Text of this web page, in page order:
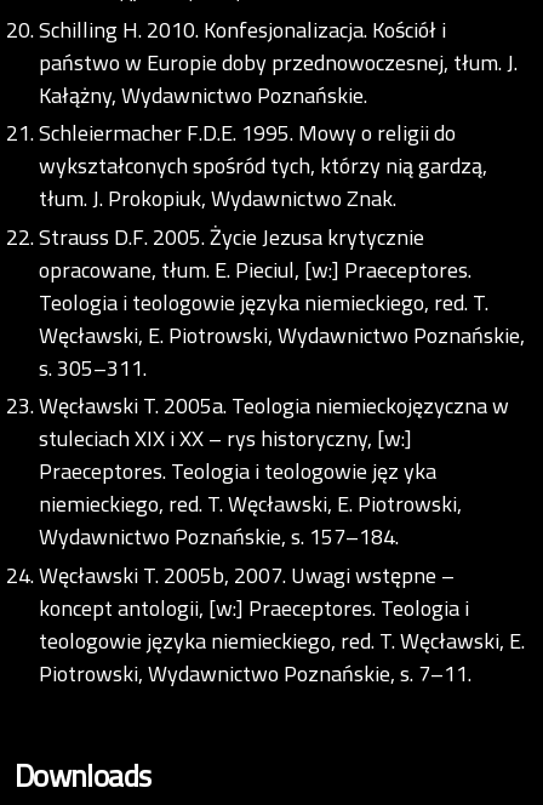
Schilling H. 2010. Konfesjonalizacja. Kościół i
państwo w Europie doby przednowoczesnej, tłum. J.
Kałążny, Wydawnictwo Poznańskie.
Schleiermacher F.D.E. 1995. Mowy o religii do
wykształconych spośród tych, którzy nią gardzą,
tłum. J. Prokopiuk, Wydawnictwo Znak.
Strauss D.F. 2005. Życie Jezusa krytycznie
opracowane, tłum. E. Pieciul, [w:] Praeceptores.
Teologia i teologowie języka niemieckiego, red. T.
Węcławski, E. Piotrowski, Wydawnictwo Poznańskie,
s. 305–311.
Węcławski T. 2005a. Teologia niemieckojęzyczna w
stuleciach XIX i XX – rys historyczny, [w:]
Praeceptores. Teologia i teologowie jęz yka
niemieckiego, red. T. Węcławski, E. Piotrowski,
Wydawnictwo Poznańskie, s. 157–184.
Węcławski T. 2005b, 2007. Uwagi wstępne –
koncept antologii, [w:] Praeceptores. Teologia i
teologowie języka niemieckiego, red. T. Węcławski, E.
Piotrowski, Wydawnictwo Poznańskie, s. 7–11.
Downloads